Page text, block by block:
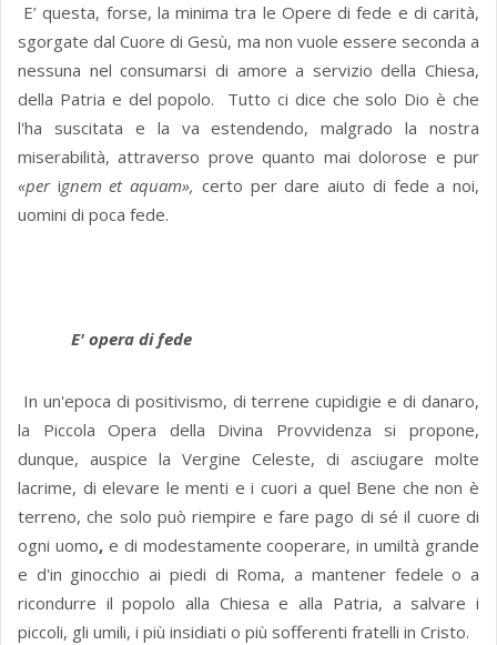
E’ questa, forse, la minima tra le Opere di fede e di carità,
sgorgate dal Cuore di Gesù, ma non vuole essere seconda a
nessuna nel consumarsi di amore a servizio della Chiesa,
della Patria e del popolo. Tutto ci dice che solo Dio è che
l'ha suscitata e la va estendendo, malgrado la nostra
miserabilità, attraverso prove quanto mai dolorose e pur
«perignem et aquam», certo per dare aiuto di fede a noi,
uomini di poca fede.
E' opera di fede
In un'epoca di positivismo, di terrene cupidigie e di danaro,
la Piccola Opera della Divina Provvidenza si propone,
dunque, auspice la Vergine Celeste, di asciugare molte
lacrime, di elevare le menti e i cuori a quel Bene che non è
terreno, che solo può riempire e fare pago di sé il cuore di
ogni uomo, e di modestamente cooperare, in umiltà grande
e d'in ginocchio ai piedi di Roma, a mantener fedele o a
ricondurre il popolo alla Chiesa e alla Patria, a salvare i
piccoli, gli umili, i più insidiati o più sofferenti fratelli in Cristo.